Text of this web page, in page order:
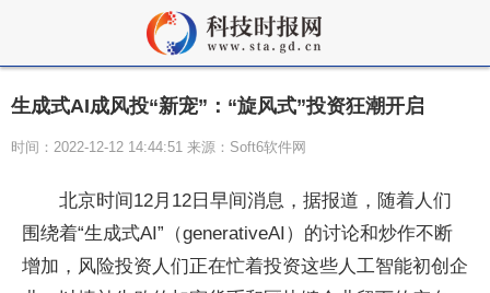
生成式AI成风投“新宠”：“旋风式”投资狂潮开启
时间：2022-12-12 14:44:51 来源：Soft6软件网
北京时间12月12日早间消息，据报道，随着人们
围绕着“生成式AI”（generativeAI）的讨论和炒作不断
增加，风险投资人们正在忙着投资这些人工智能初创企